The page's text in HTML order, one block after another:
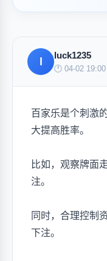
luck1235
🕐 04-02 19:00
百家乐是个刺激
大提高胜率。
比如，观察牌面
注。
同时，合理控制
下注。